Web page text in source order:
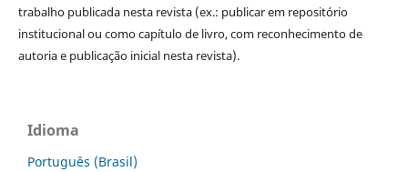
trabalho publicada nesta revista (ex.: publicar em repositório
institucional ou como capítulo de livro, com reconhecimento de
autoria e publicação inicial nesta revista).
Idioma
Português (Brasil)